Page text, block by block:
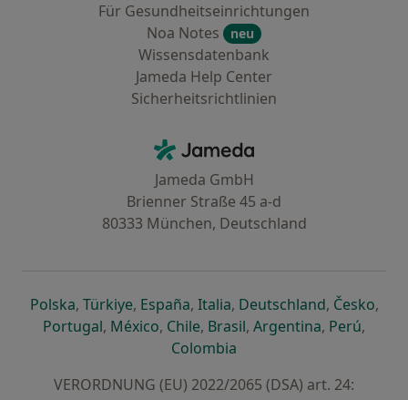
Für Gesundheitseinrichtungen
Noa Notes
neu
Wissensdatenbank
Jameda Help Center
Sicherheitsrichtlinien
Jameda - Startseite
Jameda GmbH
Brienner Straße 45 a-d
80333 München, Deutschland
Polskaöffnet in einer neuen Registerkarte
, Türkiyeöffnet in einer neuen Registerkarte
, Españaöffnet in einer neuen
, Italiaöffnet in einer neuen
, Deutschlandöffnet in
, Česko,
Portugalöffnet in einer neuen Registerkarte
, Méxicoöffnet in einer neuen Registerkarte
, Chileöffnet in einer neuen
, Brasilöffnet in einer neuen
, Argentinaöffnet in
, Perúöffnet
,
Colombia
VERORDNUNG (EU) 2022/2065 (DSA) art. 24: